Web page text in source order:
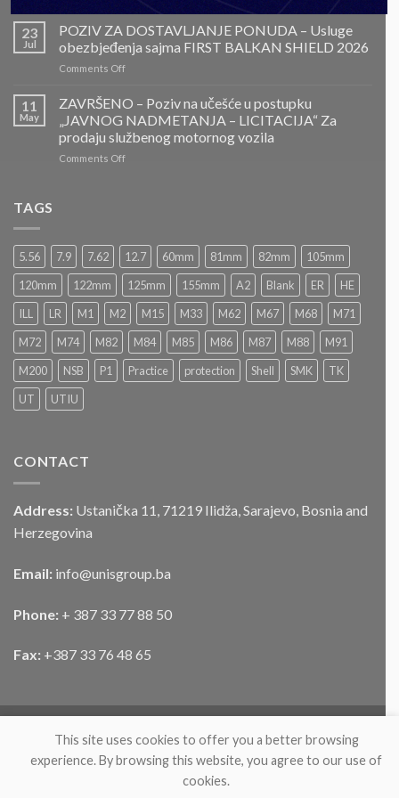
ZAVRŠENO-
POZIV
ZA
DOSTAVLJANJE
PONUDA
Projektovanje,
izrada
montaža
Nacionalnog
23
Jul
POZIV ZA DOSTAVLJANJE PONUDA – Usluge
obezbjeđenja sajma FIRST BALKAN SHIELD 2026
Comments Offon
ZA
DOSTAVLJANJE
PONUDA
–
Usluge
2026
11
May
ZAVRŠENO – Poziv na učešće u postupku
„JAVNOG NADMETANJA – LICITACIJA“ Za
prodaju službenog motornog vozila
Comments Offon
u
postupku
„JAVNOG
NADMETANJA
–
LICITACIJA“
Za
prodaju
službenog
motornog
TAGS
5.56 7.9 7.62 12.7 60mm 81mm 82mm
105mm
120mm
122mm 125mm 155mm A2 Blank ER
HE
ILL
LR M1 M2 M15 M33 M62 M67 M68
M71
M72
M74 M82 M84 M85 M86 M87 M88
M91
M200
NSB P1 Practice protection Shell SMK
TK
UT
UTIU
CONTACT
Address: Ustanička 11, 71219 Ilidža, Sarajevo, Bosnia and
Herzegovina
Email: info@unisgroup.ba
Phone: + 387 33 77 88 50
Fax: +387 33 76 48 65
This site uses cookies to offer you a better browsing
experience. By browsing this website, you agree to our use of
cookies.